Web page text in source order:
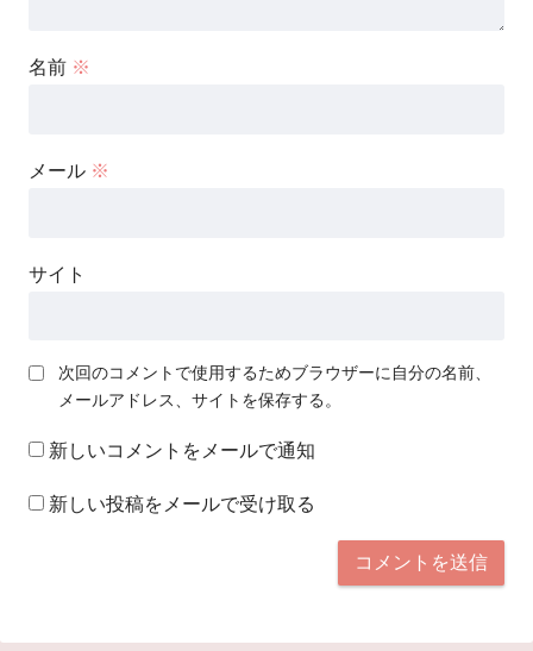
名前 ※
メール ※
サイト
次回のコメントで使用するためブラウザーに自分の名前、
メールアドレス、サイトを保存する。
新しいコメントをメールで通知
新しい投稿をメールで受け取る